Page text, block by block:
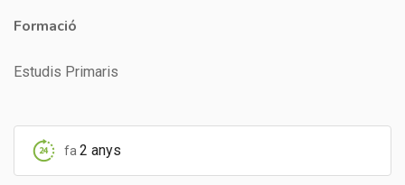
Formació
Estudis Primaris
fa2 anys